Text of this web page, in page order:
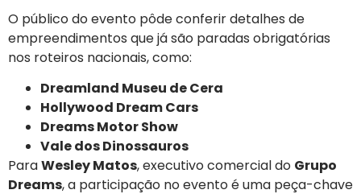
O público do evento pôde conferir detalhes de
empreendimentos que já são paradas obrigatórias
nos roteiros nacionais, como:
Dreamland Museu de Cera
Hollywood Dream Cars
Dreams Motor Show
Vale dos Dinossauros
ParaWesley Matos, executivo comercial do Grupo
Dreams, a participação no evento é uma peça-chave